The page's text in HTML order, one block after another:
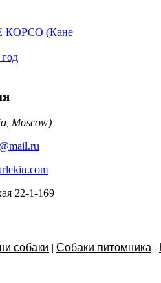
(Кане
Moscow)
22-1-169
собаки | Собаки питомника |